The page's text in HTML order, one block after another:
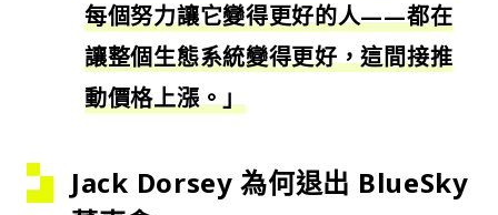
每個努力讓它變得更好的人——都在
讓整個生態系統變得更好，這間接推
動價格上漲。」
Jack Dorsey 為何退出 BlueSky